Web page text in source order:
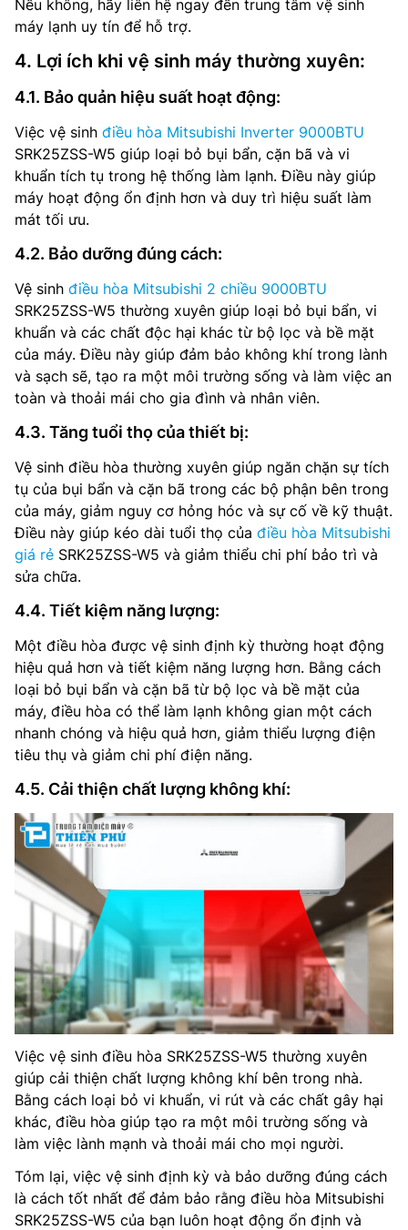
Nếu không, hãy liên hệ ngay đến trung tâm vệ sinh
máy lạnh uy tín để hỗ trợ.
4. Lợi ích khi vệ sinh máy thường xuyên:
4.1. Bảo quản hiệu suất hoạt động:
Việc vệ sinh điều hòa Mitsubishi Inverter 9000BTU
SRK25ZSS-W5 giúp loại bỏ bụi bẩn, cặn bã và vi
khuẩn tích tụ trong hệ thống làm lạnh. Điều này giúp
máy hoạt động ổn định hơn và duy trì hiệu suất làm
mát tối ưu.
4.2. Bảo dưỡng đúng cách:
Vệ sinh điều hòa Mitsubishi 2 chiều 9000BTU
SRK25ZSS-W5 thường xuyên giúp loại bỏ bụi bẩn, vi
khuẩn và các chất độc hại khác từ bộ lọc và bề mặt
của máy. Điều này giúp đảm bảo không khí trong lành
và sạch sẽ, tạo ra một môi trường sống và làm việc an
toàn và thoải mái cho gia đình và nhân viên.
4.3. Tăng tuổi thọ của thiết bị:
Vệ sinh điều hòa thường xuyên giúp ngăn chặn sự tích
tụ của bụi bẩn và cặn bã trong các bộ phận bên trong
của máy, giảm nguy cơ hỏng hóc và sự cố về kỹ thuật.
Điều này giúp kéo dài tuổi thọ của điều hòa Mitsubishi
giá rẻ SRK25ZSS-W5 và giảm thiểu chi phí bảo trì và
sửa chữa.
4.4. Tiết kiệm năng lượng:
Một điều hòa được vệ sinh định kỳ thường hoạt động
hiệu quả hơn và tiết kiệm năng lượng hơn. Bằng cách
loại bỏ bụi bẩn và cặn bã từ bộ lọc và bề mặt của
máy, điều hòa có thể làm lạnh không gian một cách
nhanh chóng và hiệu quả hơn, giảm thiểu lượng điện
tiêu thụ và giảm chi phí điện năng.
4.5. Cải thiện chất lượng không khí:
Việc vệ sinh điều hòa SRK25ZSS-W5 thường xuyên
giúp cải thiện chất lượng không khí bên trong nhà.
Bằng cách loại bỏ vi khuẩn, vi rút và các chất gây hại
khác, điều hòa giúp tạo ra một môi trường sống và
làm việc lành mạnh và thoải mái cho mọi người.
Tóm lại, việc vệ sinh định kỳ và bảo dưỡng đúng cách
là cách tốt nhất để đảm bảo rằng điều hòa Mitsubishi
SRK25ZSS-W5 của bạn luôn hoạt động ổn định và